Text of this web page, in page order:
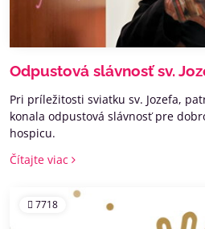
Odpustová slávnosť sv.
Pri príležitosti sviatku sv. Jozefa,
konala odpustová slávnosť pre
hospicu.
Čítajte viac
7718